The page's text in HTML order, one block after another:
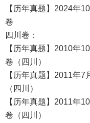
【历年真题】2024年
卷
四川卷：
【历年真题】2010年
卷（四川）
【历年真题】2011年
（四川）
【历年真题】2011年
卷（四川）